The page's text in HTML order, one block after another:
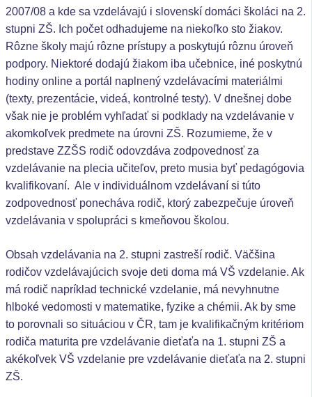
2007/08 a kde sa vzdelávajú i slovenskí domáci školáci na 2.
stupni ZŠ. Ich počet odhadujeme na niekoľko sto žiakov.
Rôzne školy majú rôzne prístupy a poskytujú rôznu úroveň
podpory. Niektoré dodajú žiakom iba učebnice, iné poskytnú
hodiny online a portál naplnený vzdelávacími materiálmi
(texty, prezentácie, videá, kontrolné testy). V dnešnej dobe
však nie je problém vyhľadať si podklady na vzdelávanie v
akomkoľvek predmete na úrovni ZŠ. Rozumieme, že v
predstave ZZŠS rodič odovzdáva zodpovednosť za
vzdelávanie na plecia učiteľov, preto musia byť pedagógovia
kvalifikovaní. Ale v individuálnom vzdelávaní si túto
zodpovednosť ponecháva rodič, ktorý zabezpečuje úroveň
vzdelávania v spolupráci s kmeňovou školou.
Obsah vzdelávania na 2. stupni zastreší rodič. Väčšina
rodičov vzdelávajúcich svoje deti doma má VŠ vzdelanie. Ak
má rodič napríklad technické vzdelanie, má nevyhnutne
hlboké vedomosti v matematike, fyzike a chémii. Ak by sme
to porovnali so situáciou v ČR, tam je kvalifikačným kritériom
rodiča maturita pre vzdelávanie dieťaťa na 1. stupni ZŠ a
akékoľvek VŠ vzdelanie pre vzdelávanie dieťaťa na 2. stupni
ZŠ.